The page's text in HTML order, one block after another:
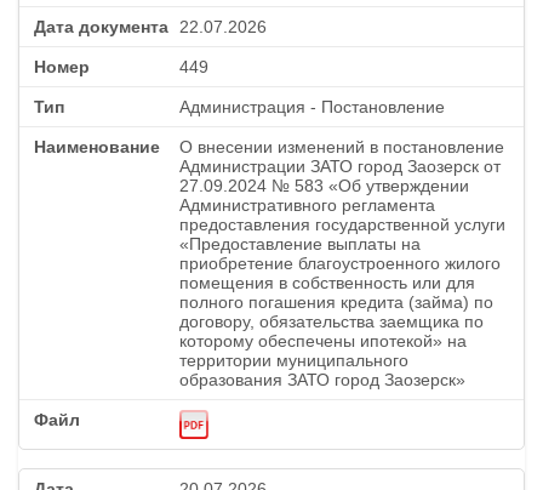
22.07.2026
449
Администрация - Постановление
О внесении изменений в постановление
Администрации ЗАТО город Заозерск от
27.09.2024 № 583 «Об утверждении
Административного регламента
предоставления государственной услуги
«Предоставление выплаты на
приобретение благоустроенного жилого
помещения в собственность или для
полного погашения кредита (займа) по
договору, обязательства заемщика по
которому обеспечены ипотекой» на
территории муниципального
образования ЗАТО город Заозерск»